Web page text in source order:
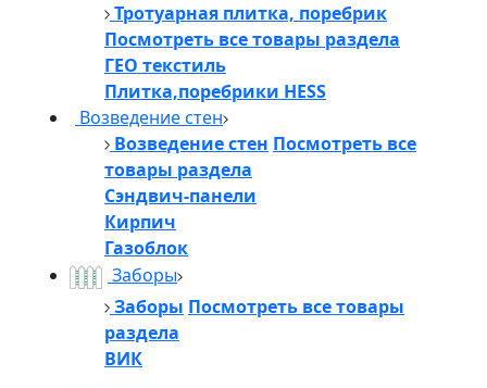
Тротуарная плитка, поребрик
Посмотреть все товары раздела
ГЕО текстиль
Плитка,поребрики HESS
Возведение стен
Возведение стен Посмотреть все
товары раздела
Сэндвич-панели
Кирпич
Газоблок
Заборы
Заборы Посмотреть все товары
раздела
ВИК